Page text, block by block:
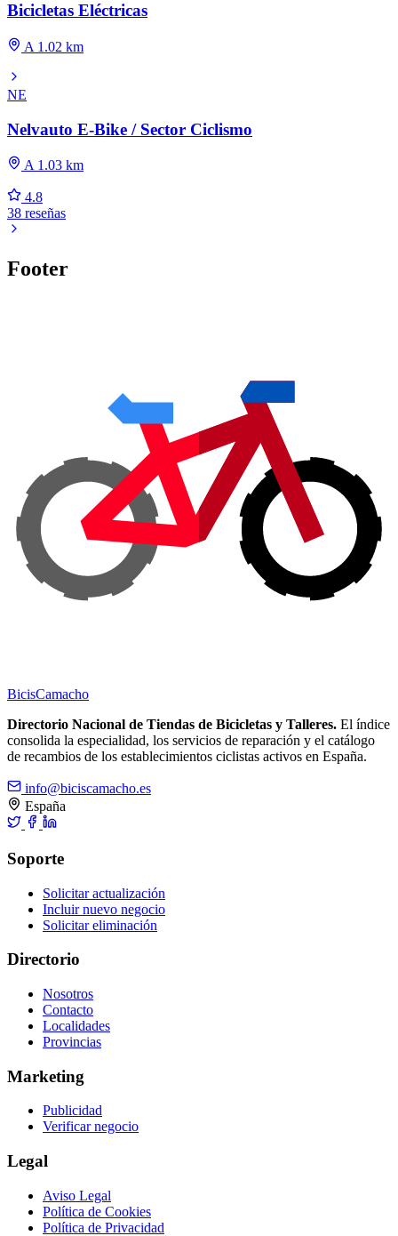
Bicicletas Eléctricas
A 1.02 km
NE
Nelvauto E-Bike / Sector Ciclismo
A 1.03 km
4.8
38 reseñas
Footer
BicisCamacho
Directorio Nacional de Tiendas de Bicicletas y Talleres. El índice
consolida la especialidad, los servicios de reparación y el catálogo
de recambios de los establecimientos ciclistas activos en España.
info@biciscamacho.es
España
Soporte
Solicitar actualización
Incluir nuevo negocio
Solicitar eliminación
Directorio
Nosotros
Contacto
Localidades
Provincias
Marketing
Publicidad
Verificar negocio
Legal
Aviso Legal
Política de Cookies
Política de Privacidad